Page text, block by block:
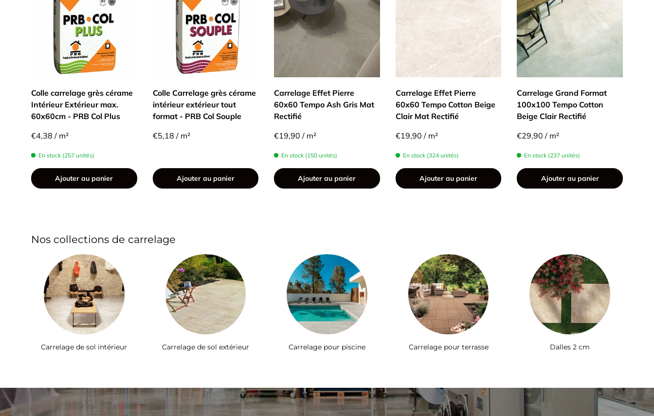
Colle carrelage grès cérame
Intérieur Extérieur max.
60x60cm - PRB Col Plus
€4,38 / m²
En stock (257 unités)
Ajouter au panier
Colle Carrelage grès cérame
intérieur extérieur tout
format - PRB Col Souple
€5,18 / m²
Ajouter au panier
Carrelage Effet Pierre
60x60 Tempo Ash Gris Mat
Rectifié
€19,90 / m²
En stock (150 unités)
Ajouter au panier
Carrelage Effet Pierre
60x60 Tempo Cotton Beige
Clair Mat Rectifié
€19,90 / m²
En stock (324 unités)
Ajouter au panier
Carrelage Grand Format
100x100 Tempo Cotton
Beige Clair Rectifié
€29,90 / m²
En stock (237 unités)
Ajouter au panier
Nos collections de carrelage
Carrelage de sol intérieur Carrelage de sol extérieur Carrelage pour piscine Carrelage pour terrasse Dalles 2 cm